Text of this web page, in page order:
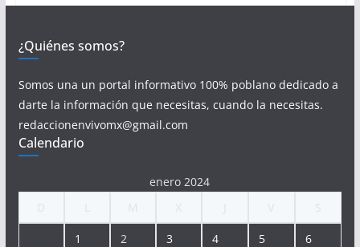
¿Quiénes somos?
Somos una un portal informativo 100% poblano dedicado a
darte la información que necesitas, cuando la necesitas.
redaccionenvivomx@gmail.com
Calendario
enero 2024
1 2 3 4 5 6